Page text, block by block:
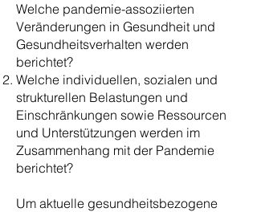
Welche pandemie-assoziierten
Veränderungen in Gesundheit und
Gesundheitsverhalten werden
berichtet?
Welche individuellen, sozialen und
strukturellen Belastungen und
Einschränkungen sowie Ressourcen
und Unterstützungen werden im
Zusammenhang mit der Pandemie
berichtet?
Um aktuelle gesundheitsbezogene